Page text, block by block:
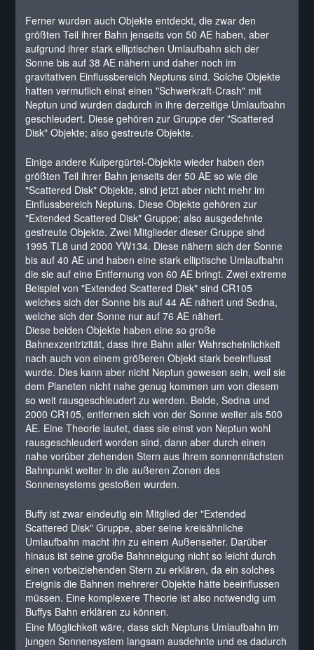
Ferner wurden auch Objekte entdeckt, die zwar den
größten Teil ihrer Bahn jenseits von 50 AE haben, aber
aufgrund ihrer stark elliptischen Umlaufbahn sich der
Sonne bis auf 38 AE nähern und daher noch im
gravitativen Einflussbereich Neptuns sind. Solche Objekte
hatten vermutlich einst einen "Schwerkraft-Crash" mit
Neptun und wurden dadurch in ihre derzeitige Umlaufbahn
geschleudert. Diese gehören zur Gruppe der "Scattered
Disk" Objekte; also gestreute Objekte.
Einige andere Kuipergürtel-Objekte wieder haben den
größten Teil ihrer Bahn jenseits der 50 AE so wie die
"Scattered Disk" Objekte, sind jetzt aber nicht mehr im
Einflussbereich Neptuns. Diese Objekte gehören zur
"Extended Scattered Disk" Gruppe; also ausgedehnte
gestreute Objekte. Zwei Mitglieder dieser Gruppe sind
1995 TL8 und 2000 YW134. Diese nähern sich der Sonne
bis auf 40 AE und haben eine stark elliptische Umlaufbahn
die sie auf eine Entfernung von 60 AE bringt. Zwei extreme
Beispiel von "Extended Scattered Disk" sind CR105
welches sich der Sonne bis auf 44 AE nähert und Sedna,
welche sich der Sonne nur auf 76 AE nähert.
Diese beiden Objekte haben eine so große
Bahnexzentrizität, dass ihre Bahn aller Wahrscheinlichkeit
nach auch von einem größeren Objekt stark beeinflusst
wurde. Dies kann aber nicht Neptun gewesen sein, weil sie
dem Planeten nicht nahe genug kommen um von diesem
so weit rausgeschleudert zu werden. Beide, Sedna und
2000 CR105, entfernen sich von der Sonne weiter als 500
AE. Eine Theorie lautet, dass sie einst von Neptun wohl
rausgeschleudert worden sind, dann aber durch einen
nahe vorüber ziehenden Stern aus ihrem sonnennächsten
Bahnpunkt weiter in die außeren Zonen des
Sonnensystems gestoßen wurden.
Buffy ist zwar eindeutig ein Mitglied der "Extended
Scattered Disk" Gruppe, aber seine kreisähnliche
Umlaufbahn macht ihn zu einem Außenseiter. Darüber
hinaus ist seine große Bahnneigung nicht so leicht durch
einen vorbeiziehenden Stern zu erklären, da ein solches
Ereignis die Bahnen mehrerer Objekte hätte beeinflussen
müssen. Eine komplexere Theorie ist also notwendig um
Buffys Bahn erklären zu können.
Eine Möglichkeit wäre, dass sich Neptuns Umlaufbahn im
jungen Sonnensystem langsam ausdehnte und es dadurch